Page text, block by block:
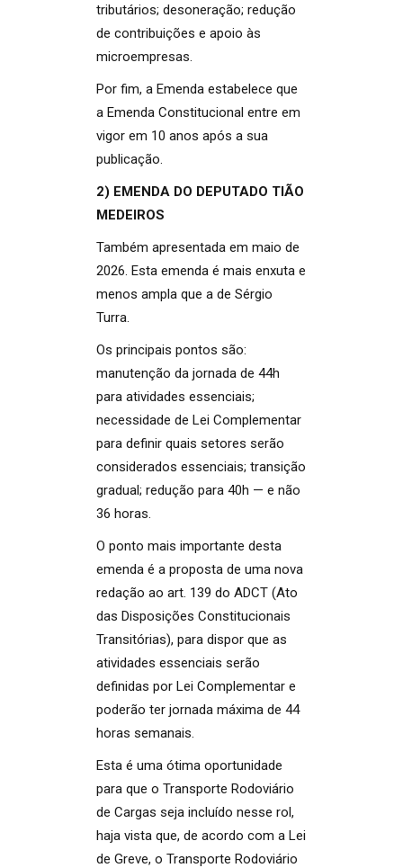
tributários; desoneração; redução
de contribuições e apoio às
microempresas.
Por fim, a Emenda estabelece que
a Emenda Constitucional entre em
vigor em 10 anos após a sua
publicação.
2) EMENDA DO DEPUTADO TIÃO
MEDEIROS
Também apresentada em maio de
2026. Esta emenda é mais enxuta e
menos ampla que a de Sérgio
Turra.
Os principais pontos são:
manutenção da jornada de 44h
para atividades essenciais;
necessidade de Lei Complementar
para definir quais setores serão
considerados essenciais; transição
gradual; redução para 40h — e não
36 horas.
O ponto mais importante desta
emenda é a proposta de uma nova
redação ao art. 139 do ADCT (Ato
das Disposições Constitucionais
Transitórias), para dispor que as
atividades essenciais serão
definidas por Lei Complementar e
poderão ter jornada máxima de 44
horas semanais.
Esta é uma ótima oportunidade
para que o Transporte Rodoviário
de Cargas seja incluído nesse rol,
haja vista que, de acordo com a Lei
de Greve, o Transporte Rodoviário